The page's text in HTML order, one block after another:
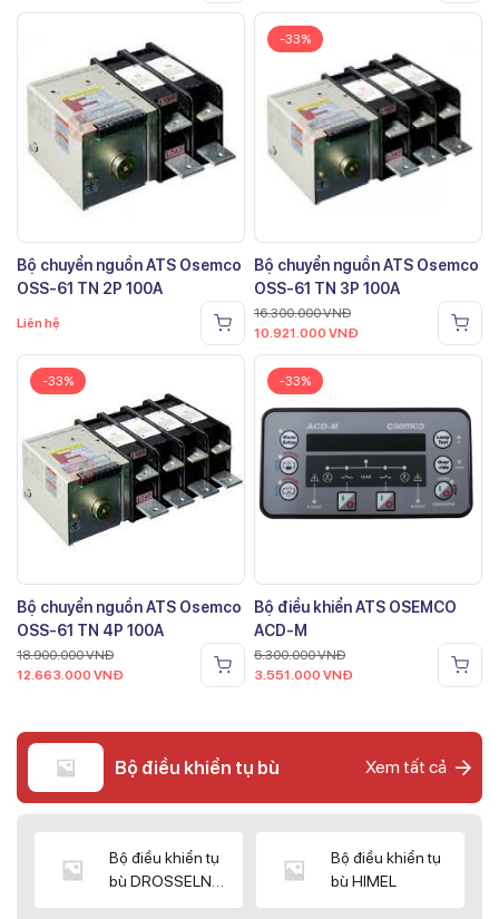
Bộ chuyển nguồn ATS Osemco
OSS-61 TN 2P 100A
Liên hệ
-33%
Bộ chuyển nguồn ATS Osemco
OSS-61 TN 3P 100A
16.300.000VNĐ
10.921.000 VNĐ
-33%
Bộ chuyển nguồn ATS Osemco
OSS-61 TN 4P 100A
18.900.000VNĐ
12.663.000 VNĐ
-33%
Bộ điều khiển ATS OSEMCO
ACD-M
5.300.000VNĐ
3.551.000 VNĐ
Bộ điều khiển tụ bù Xem tất cả
Bộ điều khiển tụ
bù DROSSELN
Bộ điều khiển tụ
bù HIMEL